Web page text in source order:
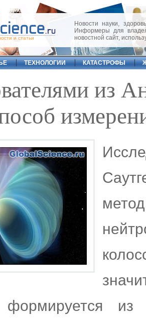
и статьи
Новости науки,
Информеры для
новостной сайт,
ТЕХНОЛОГИИ КАТАСТРОФЫ
из
формируется